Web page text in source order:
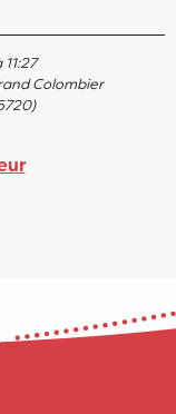
Colombier
)